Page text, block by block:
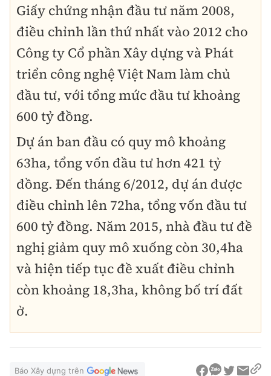
Giấy chứng nhận đầu tư năm 2008,
điều chỉnh lần thứ nhất vào 2012 cho
Công ty Cổ phần Xây dựng và Phát
triển công nghệ Việt Nam làm chủ
đầu tư, với tổng mức đầu tư khoảng
600 tỷ đồng.
Dự án ban đầu có quy mô khoảng
63ha, tổng vốn đầu tư hơn 421 tỷ
đồng. Đến tháng 6/2012, dự án được
điều chỉnh lên 72ha, tổng vốn đầu tư
600 tỷ đồng. Năm 2015, nhà đầu tư đề
nghị giảm quy mô xuống còn 30,4ha
và hiện tiếp tục đề xuất điều chỉnh
còn khoảng 18,3ha, không bố trí đất
ở.
Báo Xây dựng trên